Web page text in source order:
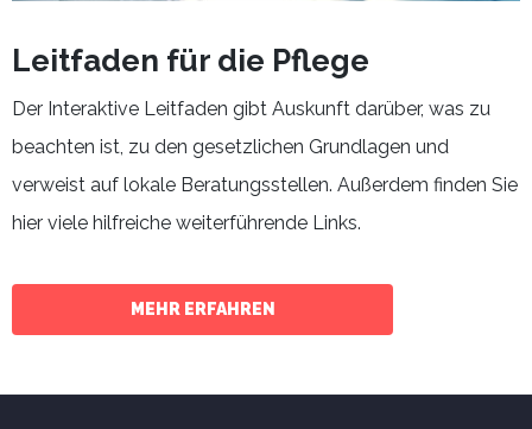
Leitfaden für die Pflege
Der Interaktive Leitfaden gibt Auskunft darüber, was zu
beachten ist, zu den gesetzlichen Grundlagen und
verweist auf lokale Beratungsstellen. Außerdem finden Sie
hier viele hilfreiche weiterführende Links.
MEHR ERFAHREN